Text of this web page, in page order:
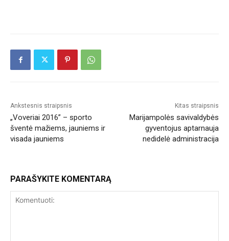
Ankstesnis straipsnis
„Voveriai 2016” – sporto
šventė mažiems, jauniems ir
visada jauniems
Kitas straipsnis
Marijampolės savivaldybės
gyventojus aptarnauja
nedidelė administracija
PARAŠYKITE KOMENTARĄ